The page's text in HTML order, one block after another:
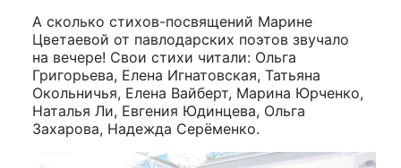
А сколько стихов-посвящений Марине
Цветаевой от павлодарских поэтов звучало
на вечере! Свои стихи читали: Ольга
Григорьева, Елена Игнатовская, Татьяна
Окольничья, Елена Вайберт, Марина Юрченко,
Наталья Ли, Евгения Юдинцева, Ольга
Захарова, Надежда Серёменко.